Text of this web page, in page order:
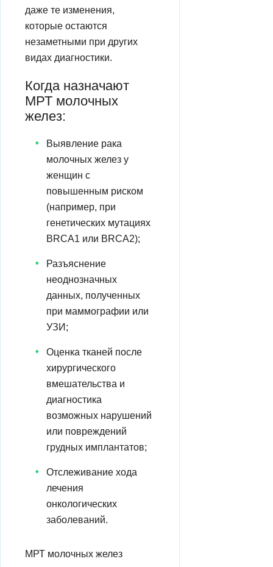
даже те изменения,
которые остаются
незаметными при других
видах диагностики.
Когда назначают
МРТ молочных
желез:
Выявление рака
молочных желез у
женщин с
повышенным риском
(например, при
генетических мутациях
BRCA1 или BRCA2);
Разъяснение
неоднозначных
данных, полученных
при маммографии или
УЗИ;
Оценка тканей после
хирургического
вмешательства и
диагностика
возможных нарушений
или повреждений
грудных имплантатов;
Отслеживание хода
лечения
онкологических
заболеваний.
МРТ молочных желез